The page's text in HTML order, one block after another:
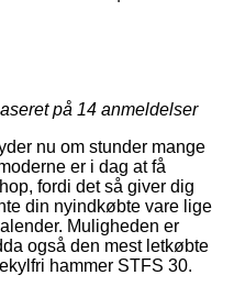
på 14 anmeldelser
nu om stunder mange
er i dag at få
fordi det så giver dig
din nyindkøbte vare lige
Muligheden er
også den mest letkøbte
hammer STFS 30.